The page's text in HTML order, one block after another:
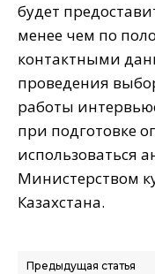
будет
менее чем по
контактными
проведения
работы
при подготовке
использоваться
Министерством
Казахстана.
Предыдущая статья